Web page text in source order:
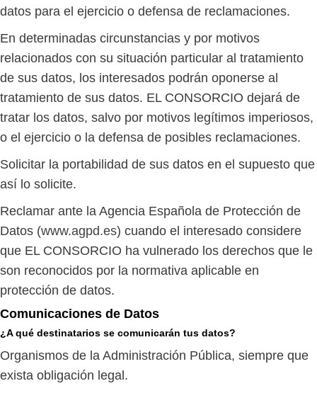
datos para el ejercicio o defensa de reclamaciones.
En determinadas circunstancias y por motivos
relacionados con su situación particular al tratamiento
de sus datos, los interesados podrán oponerse al
tratamiento de sus datos. EL CONSORCIO dejará de
tratar los datos, salvo por motivos legítimos imperiosos,
o el ejercicio o la defensa de posibles reclamaciones.
Solicitar la portabilidad de sus datos en el supuesto que
así lo solicite.
Reclamar ante la Agencia Española de Protección de
Datos (www.agpd.es) cuando el interesado considere
que EL CONSORCIO ha vulnerado los derechos que le
son reconocidos por la normativa aplicable en
protección de datos.
Comunicaciones de Datos
¿A qué destinatarios se comunicarán tus datos?
Organismos de la Administración Pública, siempre que
exista obligación legal.